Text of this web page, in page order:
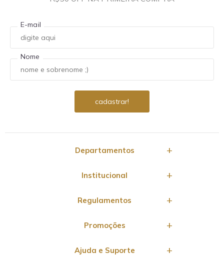
E-mail
Nome
Departamentos
Institucional
Regulamentos
Promoções
Ajuda e Suporte